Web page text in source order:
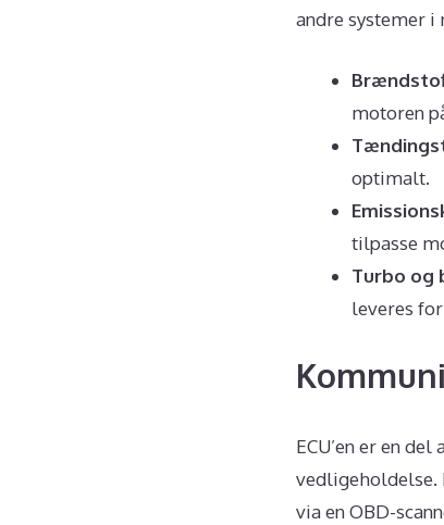
andre systemer i
motoren
optimalt.
tilpasse
Turbo og
leveres
ECU’en er en
vedligeholdelse.
via en OBD-